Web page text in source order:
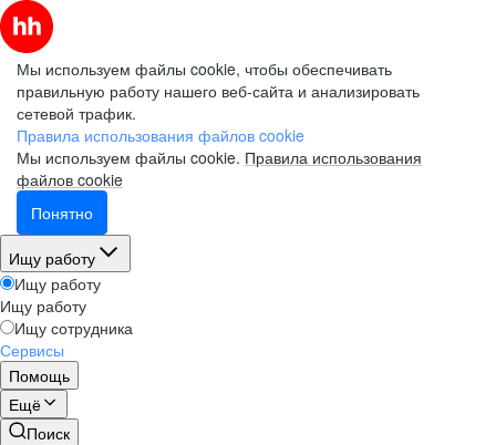
Мы используем файлы cookie, чтобы обеспечивать
правильную работу нашего веб-сайта и анализировать
сетевой трафик.
Правила использования файлов cookie
Мы используем файлы cookie. Правила использования
файлов cookie
Понятно
Ищу работу
Ищу работу
Ищу работу
Ищу сотрудника
Сервисы
Помощь
Ещё
Поиск